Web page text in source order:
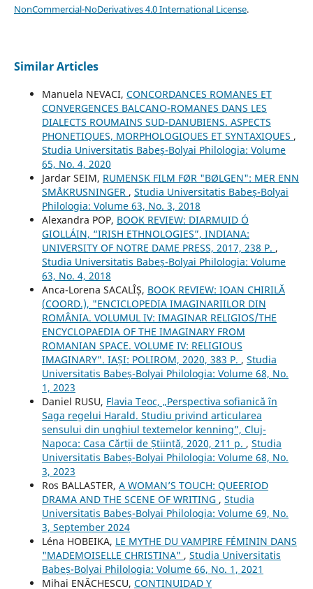
NonCommercial-NoDerivatives 4.0 International License.
Similar Articles
Manuela NEVACI, CONCORDANCES ROMANES ET
CONVERGENCES BALCANO-ROMANES DANS LES
DIALECTS ROUMAINS SUD-DANUBIENS. ASPECTS
PHONETIQUES, MORPHOLOGIQUES ET SYNTAXIQUES ,
Studia Universitatis Babeș-Bolyai Philologia: Volume
65, No. 4, 2020
Jardar SEIM, RUMENSK FILM FØR "BØLGEN": MER ENN
SMÅKRUSNINGER , Studia Universitatis Babeș-Bolyai
Philologia: Volume 63, No. 3, 2018
Alexandra POP, BOOK REVIEW: DIARMUID Ó
GIOLLÁIN, “IRISH ETHNOLOGIES”, INDIANA:
UNIVERSITY OF NOTRE DAME PRESS, 2017, 238 P. ,
Studia Universitatis Babeș-Bolyai Philologia: Volume
63, No. 4, 2018
Anca-Lorena SACALÎȘ, BOOK REVIEW: IOAN CHIRILĂ
(COORD.), "ENCICLOPEDIA IMAGINARIILOR DIN
ROMÂNIA. VOLUMUL IV: IMAGINAR RELIGIOS/THE
ENCYCLOPAEDIA OF THE IMAGINARY FROM
ROMANIAN SPACE. VOLUME IV: RELIGIOUS
IMAGINARY". IAȘI: POLIROM, 2020, 383 P. , Studia
Universitatis Babeș-Bolyai Philologia: Volume 68, No.
1, 2023
Daniel RUSU, Flavia Teoc, „Perspectiva sofianică în
Saga regelui Harald. Studiu privind articularea
sensului din unghiul textemelor kenning”, Cluj-
Napoca: Casa Cărții de Știință, 2020, 211 p. , Studia
Universitatis Babeș-Bolyai Philologia: Volume 68, No.
3, 2023
Ros BALLASTER, A WOMAN’S TOUCH: QUEERIOD
DRAMA AND THE SCENE OF WRITING , Studia
Universitatis Babeș-Bolyai Philologia: Volume 69, No.
3, September 2024
Léna HOBEIKA, LE MYTHE DU VAMPIRE FÉMININ DANS
"MADEMOISELLE CHRISTINA" , Studia Universitatis
Babeș-Bolyai Philologia: Volume 66, No. 1, 2021
Mihai ENĂCHESCU, CONTINUIDAD Y